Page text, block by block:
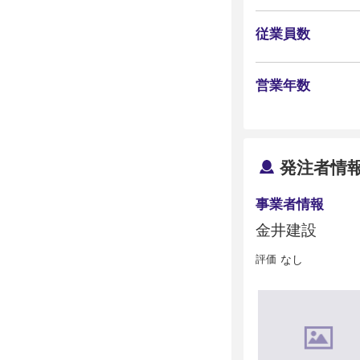
従業員数
営業年数
発注者情
事業者情報
金井建設
評価 なし